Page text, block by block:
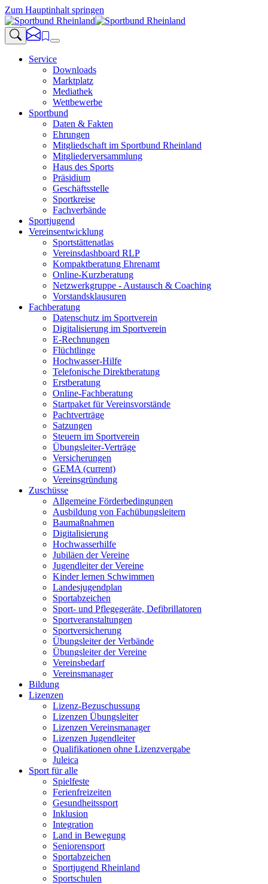
Zum Hauptinhalt springen
Service
Downloads
Marktplatz
Mediathek
Wettbewerbe
Sportbund
Daten & Fakten
Ehrungen
Mitgliedschaft im Sportbund Rheinland
Mitgliederversammlung
Haus des Sports
Präsidium
Geschäftsstelle
Sportkreise
Fachverbände
Sportjugend
Vereinsentwicklung
Sportstättenatlas
Vereinsdashboard RLP
Kompaktberatung Ehrenamt
Online-Kurzberatung
Netzwerkgruppe - Austausch & Coaching
Vorstandsklausuren
Fachberatung
Datenschutz im Sportverein
Digitalisierung im Sportverein
E-Rechnungen
Flüchtlinge
Hochwasser-Hilfe
Telefonische Direktberatung
Erstberatung
Online-Fachberatung
Startpaket für Vereinsvorstände
Pachtverträge
Satzungen
Steuern im Sportverein
Übungsleiter-Verträge
Versicherungen
GEMA (current)
Vereinsgründung
Zuschüsse
Allgemeine Förderbedingungen
Ausbildung von Fachübungsleitern
Baumaßnahmen
Digitalisierung
Hochwasserhilfe
Jubiläen der Vereine
Jugendleiter der Vereine
Kinder lernen Schwimmen
Landesjugendplan
Sportabzeichen
Sport- und Pflegegeräte, Defibrillatoren
Sportveranstaltungen
Sportversicherung
Übungsleiter der Verbände
Übungsleiter der Vereine
Vereinsbedarf
Vereinsmanager
Bildung
Lizenzen
Lizenz-Bezuschussung
Lizenzen Übungsleiter
Lizenzen Vereinsmanager
Lizenzen Jugendleiter
Qualifikationen ohne Lizenzvergabe
Juleica
Sport für alle
Spielfeste
Ferienfreizeiten
Gesundheitssport
Inklusion
Integration
Land in Bewegung
Seniorensport
Sportabzeichen
Sportjugend Rheinland
Sportschulen